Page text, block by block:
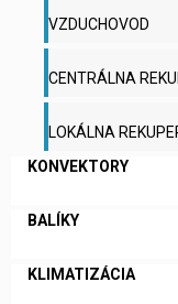
VZDUCHOVOD
CENTRÁLNA
LOKÁLNA
KONVEKTORY
BALÍKY
KLIMATIZÁCIA